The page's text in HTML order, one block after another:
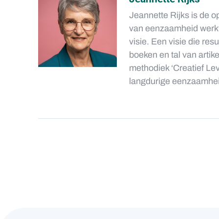
Jeannette Rijks is de
van eenzaamheid
visie. Een visie die
boeken en tal van
methodiek ‘Creatief
langdurige